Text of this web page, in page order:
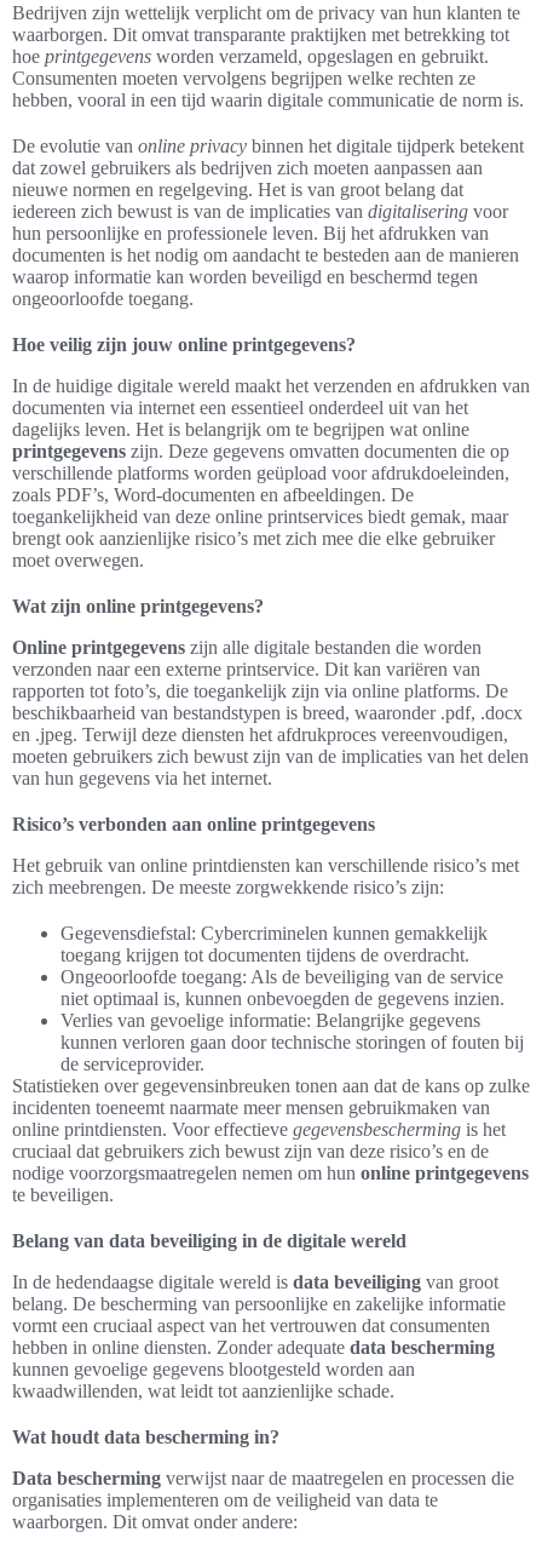
Bedrijven zijn wettelijk verplicht om de privacy van hun klanten te
waarborgen. Dit omvat transparante praktijken met betrekking tot
hoe printgegevens worden verzameld, opgeslagen en gebruikt.
Consumenten moeten vervolgens begrijpen welke rechten ze
hebben, vooral in een tijd waarin digitale communicatie de norm is.
De evolutie van online privacy binnen het digitale tijdperk betekent
dat zowel gebruikers als bedrijven zich moeten aanpassen aan
nieuwe normen en regelgeving. Het is van groot belang dat
iedereen zich bewust is van de implicaties van digitalisering voor
hun persoonlijke en professionele leven. Bij het afdrukken van
documenten is het nodig om aandacht te besteden aan de manieren
waarop informatie kan worden beveiligd en beschermd tegen
ongeoorloofde toegang.
Hoe veilig zijn jouw online printgegevens?
In de huidige digitale wereld maakt het verzenden en afdrukken van
documenten via internet een essentieel onderdeel uit van het
dagelijks leven. Het is belangrijk om te begrijpen wat online
printgegevens zijn. Deze gegevens omvatten documenten die op
verschillende platforms worden geüpload voor afdrukdoeleinden,
zoals PDF’s, Word-documenten en afbeeldingen. De
toegankelijkheid van deze online printservices biedt gemak, maar
brengt ook aanzienlijke risico’s met zich mee die elke gebruiker
moet overwegen.
Wat zijn online printgegevens?
Online printgegevens zijn alle digitale bestanden die worden
verzonden naar een externe printservice. Dit kan variëren van
rapporten tot foto’s, die toegankelijk zijn via online platforms. De
beschikbaarheid van bestandstypen is breed, waaronder .pdf, .docx
en .jpeg. Terwijl deze diensten het afdrukproces vereenvoudigen,
moeten gebruikers zich bewust zijn van de implicaties van het delen
van hun gegevens via het internet.
Risico’s verbonden aan online printgegevens
Het gebruik van online printdiensten kan verschillende risico’s met
zich meebrengen. De meeste zorgwekkende risico’s zijn:
Gegevensdiefstal: Cybercriminelen kunnen gemakkelijk
toegang krijgen tot documenten tijdens de overdracht.
Ongeoorloofde toegang: Als de beveiliging van de service
niet optimaal is, kunnen onbevoegden de gegevens inzien.
Verlies van gevoelige informatie: Belangrijke gegevens
kunnen verloren gaan door technische storingen of fouten bij
de serviceprovider.
Statistieken over gegevensinbreuken tonen aan dat de kans op zulke
incidenten toeneemt naarmate meer mensen gebruikmaken van
online printdiensten. Voor effectieve gegevensbescherming is het
cruciaal dat gebruikers zich bewust zijn van deze risico’s en de
nodige voorzorgsmaatregelen nemen om hun online printgegevens
te beveiligen.
Belang van data beveiliging in de digitale wereld
In de hedendaagse digitale wereld is data beveiliging van groot
belang. De bescherming van persoonlijke en zakelijke informatie
vormt een cruciaal aspect van het vertrouwen dat consumenten
hebben in online diensten. Zonder adequate data bescherming
kunnen gevoelige gegevens blootgesteld worden aan
kwaadwillenden, wat leidt tot aanzienlijke schade.
Wat houdt data bescherming in?
Data bescherming verwijst naar de maatregelen en processen die
organisaties implementeren om de veiligheid van data te
waarborgen. Dit omvat onder andere: